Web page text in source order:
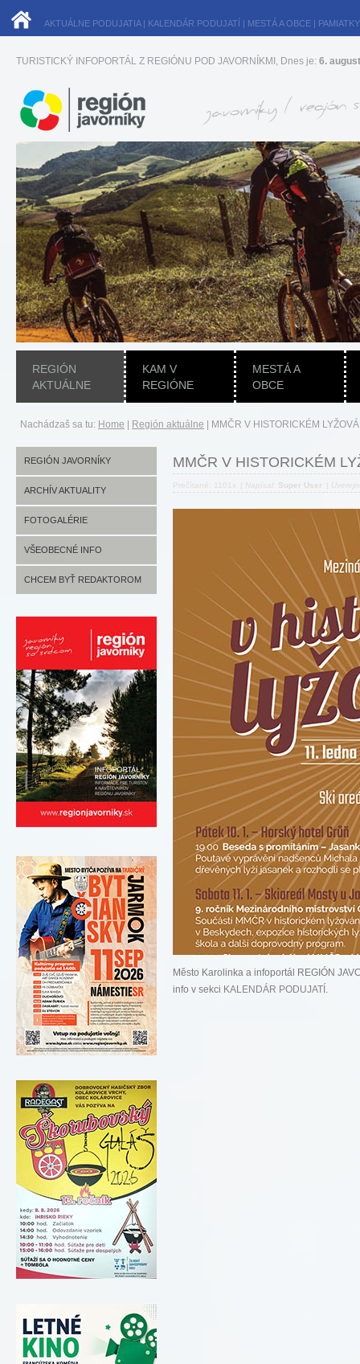
AKTUÁLNE PODUJATIA| KALENDÁR PODUJATÍ | MESTÁ A OBCE | PAMIATKY
TURISTICKÝ INFOPORTÁL Z REGIÓNU POD JAVORNÍKMI, Dnes je: 6.
REGIÓN
AKTUÁLNE
KAM V
REGIÓNE
MESTÁ A
OBCE
Nachádzaš sa tu: Home Región aktuálne MMČR V HISTORICKÉM
REGIÓN JAVORNÍKY
ARCHÍV AKTUALITY
FOTOGALÉRIE
VŠEOBECNÉ INFO
CHCEM BYŤ REDAKTOROM
MMČR V HISTORICKÉM
Prečítané: 1101x Napísal: Super User
Město Karolinka a infoportál REGIÓN
info v sekci KALENDÁR PODUJATÍ .